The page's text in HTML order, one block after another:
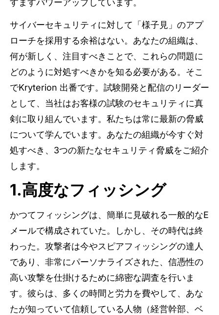
サイバーセキュリティに対して「様子見」のアプ
ローチを採用する余裕はない。あなたの組織は、
何が新しく、注目すべきことで、これらの問題に
どのように対処すべきかを知る必要がある。そこ
でKryterion 出番です。試験開発と配信のリーダー
として、当社はお客様の試験のセキュリティに真
剣に取り組んでいます。私たちは常に最新の脅威
について学んでいます。あなたの組織が今すぐ対
処すべき、3つの新たなセキュリティ脅威をご紹介
します。
1.高度なフィッシング
かつてフィッシングは、簡単に見破れる一般的なE
メールで構成されていた。しかし、その時代は終
わった。攻撃者は今やスピアフィッシングの達人
であり、非常にパーソナライズされた、信憑性の
高い攻撃を仕掛けるために綿密な調査を行いま
す。彼らは、多くの時間と労力を費やして、あな
たが知っていて信頼している人物（経営幹部、ベ